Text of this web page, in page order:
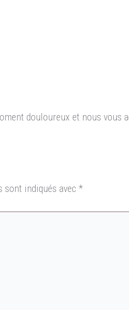
douloureux et nous
sont indiqués avec *